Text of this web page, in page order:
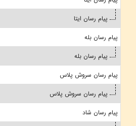
پیام رسان ایتا
پیام رسان بله
پیام رسان بله
پیام رسان سروش پلاس
پیام رسان سروش پلاس
پیام رسان شاد